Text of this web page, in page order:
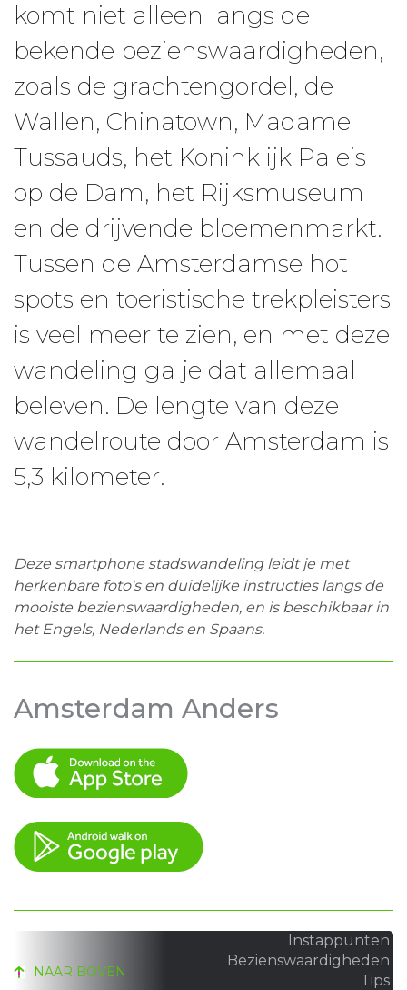
komt niet alleen langs de
bekende bezienswaardigheden,
zoals de grachtengordel, de
Wallen, Chinatown, Madame
Tussauds, het Koninklijk Paleis
op de Dam, het Rijksmuseum
en de drijvende bloemenmarkt.
Tussen de Amsterdamse hot
spots en toeristische trekpleisters
is veel meer te zien, en met deze
wandeling ga je dat allemaal
beleven. De lengte van deze
wandelroute door Amsterdam is
5,3 kilometer.
Deze smartphone stadswandelingleidt je met
herkenbare foto's en duidelijke instructies langs de
mooiste bezienswaardigheden, en is beschikbaar in
het Engels, Nederlands en Spaans.
Amsterdam Anders
NAAR BOVEN
Instappunten
Bezienswaardigheden
Tips